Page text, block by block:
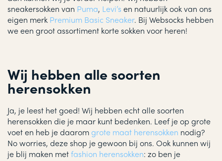
sneakersokken van Puma, Levi’s en natuurlijk ook van ons
eigen merkPremium Basic Sneaker. Bij Websocks hebben
we een groot assortiment korte sokken voor heren!
Wij hebben alle soorten
herensokken
Ja, je leest het goed! Wij hebben echt alle soorten
herensokken die je maar kunt bedenken. Leef je op grote
voet en heb je daarom grote maat herensokken nodig?
No worries, deze shop je gewoon bij ons. Ook kunnen wij
je blij maken metfashion herensokken: zo ben je